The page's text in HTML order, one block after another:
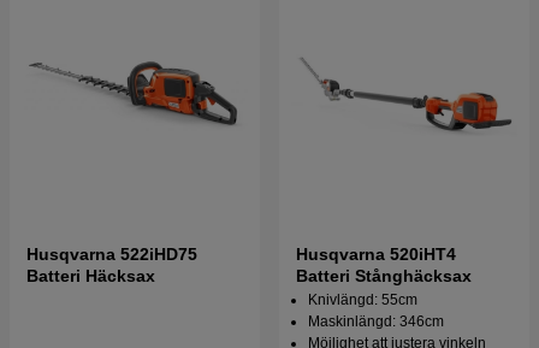
Husqvarna 522iHD75
Batteri Häcksax
Husqvarna 520iHT4
Batteri Stånghäcksax
Knivlängd: 55cm
Maskinlängd: 346cm
Möjlighet att justera vinkeln